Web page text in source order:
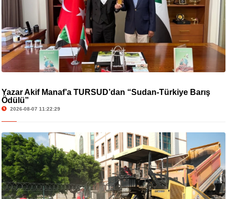
Yazar Akif Manaf’a TURSUD’dan “Sudan-Türkiye Barış
Ödülü”
2026-08-07 11:22:29